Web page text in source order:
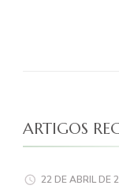
ARTIGOS
22 DE ABRIL DE